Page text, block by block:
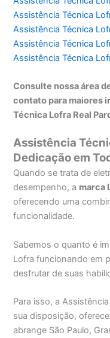
Assistência Técnica
Assistência Técnica
Assistência Técnica
Assistência Técnica
Consulte nossa área
contato para maiores
Técnica Lofra Real
Assistência
Dedicação em
Quando se trata de
desempenho, a marca
oferecendo uma
funcionalidade.
Sabemos o quanto é
Lofra funcionando em
desfrutar de suas
Para isso, a
sua disposição,
abrange São Paulo,